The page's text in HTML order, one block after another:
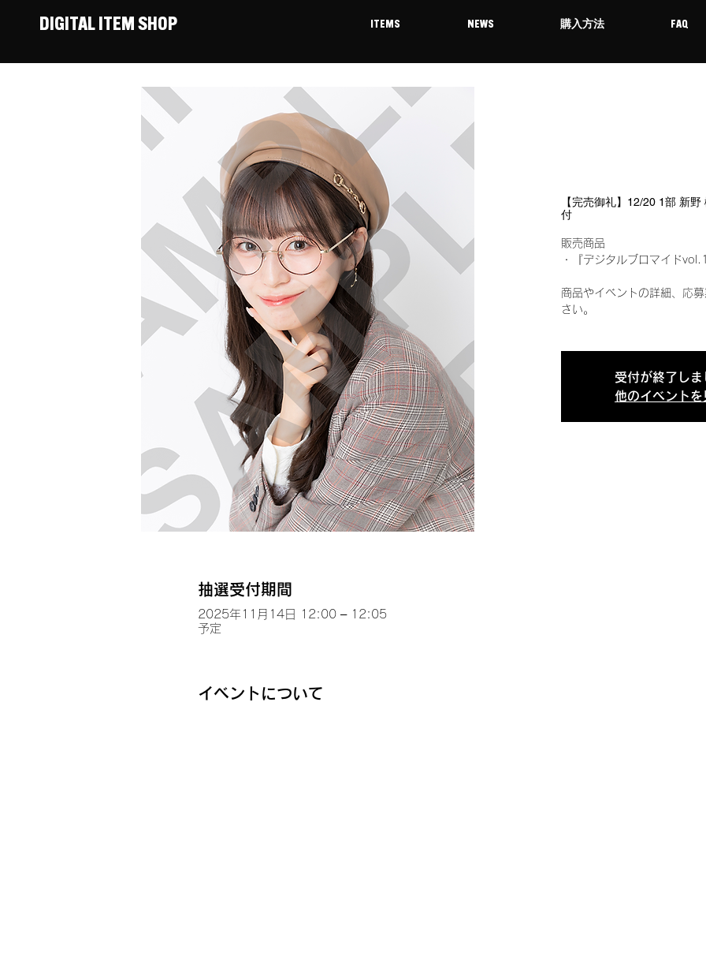
DIGITAL ITEM SHOP ITEMS NEWS 購入方法 FAQ
【完売御礼】12/20 1部 新
付
販売商品
・『デジタルブロマイド
商品やイベントの詳細、応
さい。
受付が終了しま
他のイベントを
抽選受付期間
2025年11月14日 12:00 – 12:05
予定
イベントについて